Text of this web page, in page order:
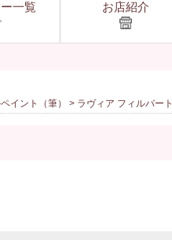
一覧 お店紹介
イント（筆） > ラヴィア フィルバート